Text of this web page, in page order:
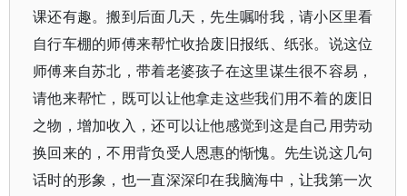
课还有趣。搬到后面几天，先生嘱咐我，请小区里看
自行车棚的师傅来帮忙收拾废旧报纸、纸张。说这位
师傅来自苏北，带着老婆孩子在这里谋生很不容易，
请他来帮忙，既可以让他拿走这些我们用不着的废旧
之物，增加收入，还可以让他感觉到这是自己用劳动
换回来的，不用背负受人恩惠的惭愧。先生说这几句
话时的形象，也一直深深印在我脑海中，让我第一次